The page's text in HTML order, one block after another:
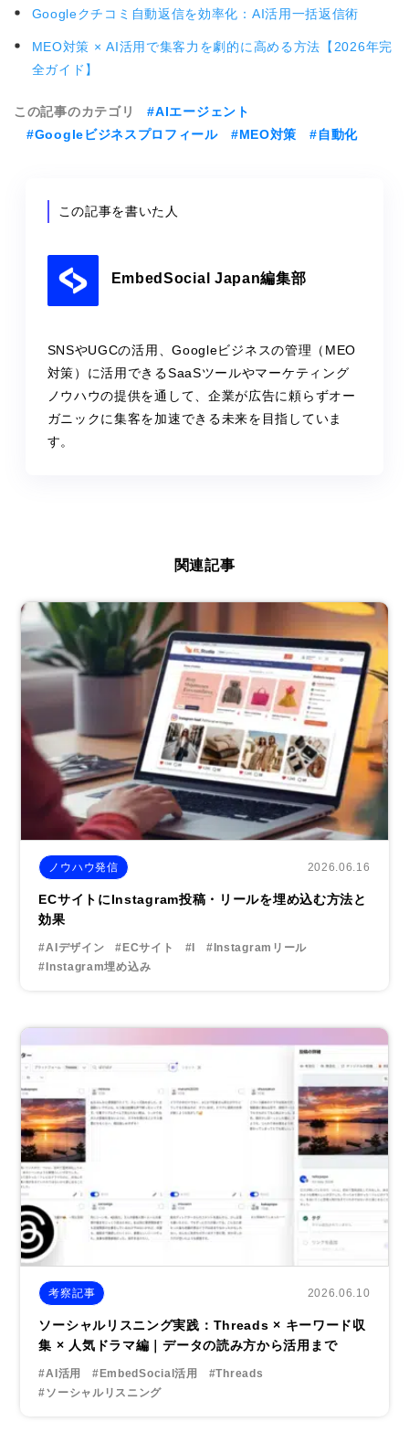
Googleクチコミ自動返信を効率化：AI活用一括返信術
MEO対策 × AI活用で集客力を劇的に高める方法【2026年完
全ガイド】
この記事のカテゴリ
#AIエージェント
#Googleビジネスプロフィール
#MEO対策 #自動化
この記事を書いた人
EmbedSocial Japan編集部
SNSやUGCの活用、Googleビジネスの管理（MEO
対策）に活用できるSaaSツールやマーケティング
ノウハウの提供を通して、企業が広告に頼らずオー
ガニックに集客を加速できる未来を目指していま
す。
関連記事
ノウハウ発信 2026.06.16
ECサイトにInstagram投稿・リールを埋め込む方法と
効果
#AIデザイン #ECサイト #I
#Instagramリール
#Instagram埋め込み
考察記事 2026.06.10
ソーシャルリスニング実践：Threads × キーワード収
集 × 人気ドラマ編｜データの読み方から活用まで
#AI活用 #EmbedSocial活用
#Threads
#ソーシャルリスニング